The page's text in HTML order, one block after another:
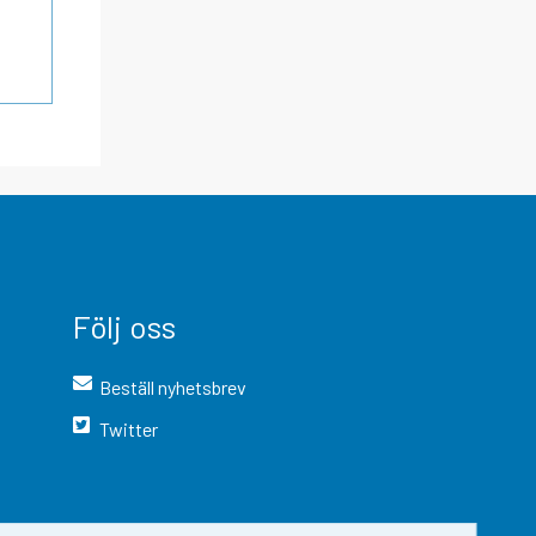
Följ oss
Beställ nyhetsbrev
Twitter